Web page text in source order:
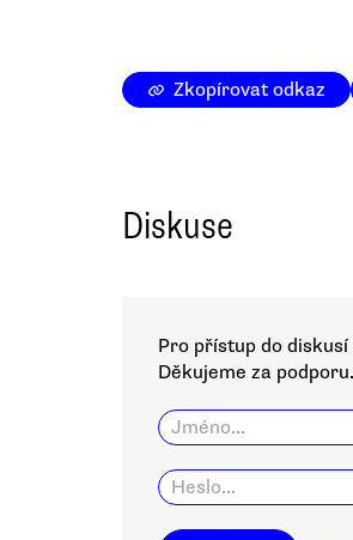
Zkopírovat odkaz
Diskuse
Pro přístup do diskusí
Děkujeme za podporu.